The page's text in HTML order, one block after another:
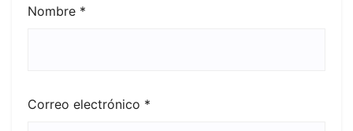
Nombre *
Correo electrónico *